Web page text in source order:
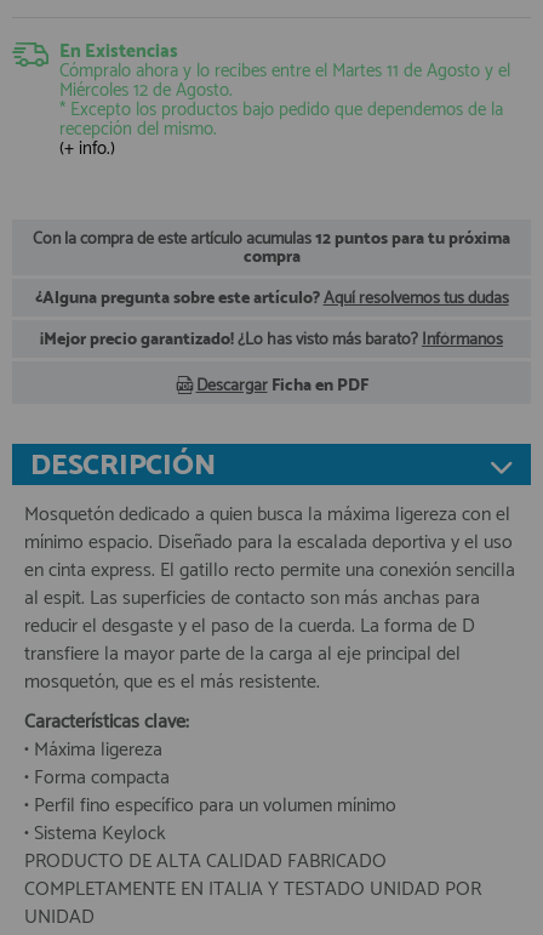
910 60 71 03
HORARIO de TIENDA:
910 51 49 87 Solo para
Whatsapp
info@francobordo.com
En Existencias
Cómpralo ahora y lo recibes entre el Martes 11 de Agostoy el
Miércoles 12 de Agosto.
* Excepto los productos bajo pedido que dependemos de la
recepción del mismo.
(+ info.)
Con la compra de este artículo acumulas12 puntos para tu próxima
compra
¿Alguna pregunta sobre este artículo?Aquí resolvemos tus dudas
¡Mejor precio garantizado!¿Lo has visto más barato?Infórmanos
Descargar Ficha en PDF
DESCRIPCIÓN
Mosquetón dedicado a quien busca la máxima ligereza con el
mínimo espacio. Diseñado para la escalada deportiva y el uso
en cinta express. El gatillo recto permite una conexión sencilla
al espit. Las superficies de contacto son más anchas para
reducir el desgaste y el paso de la cuerda. La forma de D
transfiere la mayor parte de la carga al eje principal del
mosquetón, que es el más resistente.
Características clave:
• Máxima ligereza
• Forma compacta
• Perfil fino específico para un volumen mínimo
• Sistema Keylock
PRODUCTO DE ALTA CALIDAD FABRICADO
COMPLETAMENTE EN ITALIA Y TESTADO UNIDAD POR
UNIDAD